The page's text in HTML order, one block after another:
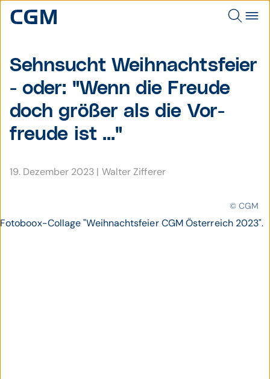
Sehnsucht Weih­nachts­feier
- oder: "Wenn die Freude
doch größer als die Vor­
freude ist ..."
19. Dezember 2023 | Walter Zifferer
© CGM
Fotoboox-Collage "Weihnachtsfeier CGM Österreich 2023".